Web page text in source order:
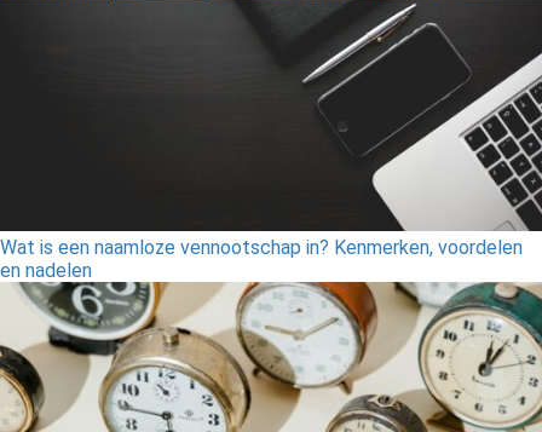
Wat is een naamloze vennootschap in? Kenmerken, voordelen
en nadelen